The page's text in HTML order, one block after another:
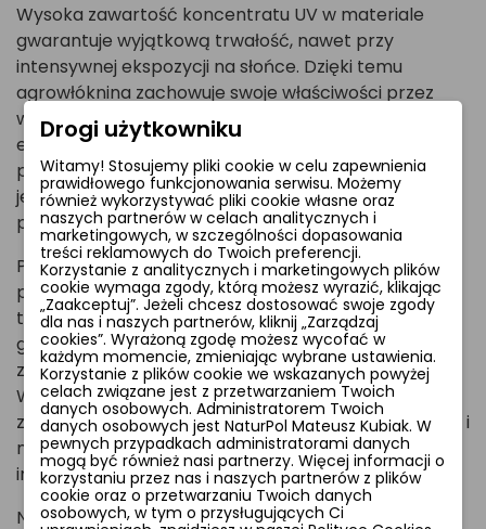
Wysoka zawartość koncentratu UV w materiale
gwarantuje wyjątkową trwałość, nawet przy
intensywnej ekspozycji na słońce. Dzięki temu
agrowłóknina zachowuje swoje właściwości przez
wiele sezonów, co znacząco obniża koszty
eksploatacji. Jej struktura przepuszcza wodę i
powietrze, zapobiegając przegrzaniu roślin, a
jednocześnie tworzy barierę dla szkodników i
patogenów.
Produkt jest lekki i łatwy w montażu – można go
precyzyjnie dopasować do kształtu grządek lub
tuneli foliowych. Sprawdza się zarówno w dużych
gospodarstwach, jak i małych uprawach,
zapewniając równomierny wzrost plonów.
Wybierając gramaturę 100 g/m² lub 150 g/m²,
zyskujesz dodatkową ochronę przed silnym wiatrem i
mrozem, idealną dla roślin wymagających
intensywnej pielęgnacji.
NaturSorte to połączenie najnowszych technologii z
Drogi użytkowniku
Witamy! Stosujemy pliki cookie w celu zapewnienia
prawidłowego funkcjonowania serwisu. Możemy
również wykorzystywać pliki cookie własne oraz
naszych partnerów w celach analitycznych i
marketingowych, w szczególności dopasowania
treści reklamowych do Twoich preferencji.
Korzystanie z analitycznych i marketingowych plików
cookie wymaga zgody, którą możesz wyrazić, klikając
„Zaakceptuj”. Jeżeli chcesz dostosować swoje zgody
dla nas i naszych partnerów, kliknij „Zarządzaj
cookies”. Wyrażoną zgodę możesz wycofać w
każdym momencie, zmieniając wybrane ustawienia.
Korzystanie z plików cookie we wskazanych powyżej
celach związane jest z przetwarzaniem Twoich
danych osobowych. Administratorem Twoich
danych osobowych jest NaturPol Mateusz Kubiak. W
pewnych przypadkach administratorami danych
mogą być również nasi partnerzy. Więcej informacji o
korzystaniu przez nas i naszych partnerów z plików
cookie oraz o przetwarzaniu Twoich danych
osobowych, w tym o przysługujących Ci